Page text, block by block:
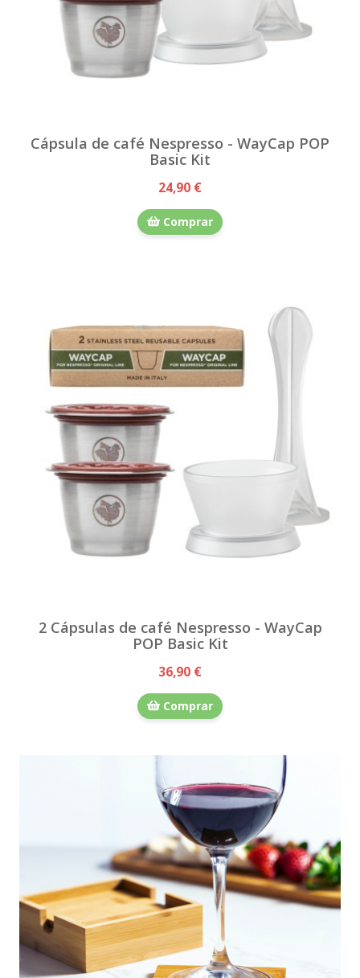
Cápsula de café Nespresso - WayCap POP
Basic Kit
24,90 €
Comprar
2 Cápsulas de café Nespresso - WayCap
POP Basic Kit
36,90 €
Comprar